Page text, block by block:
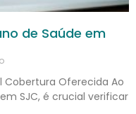
de Saúde em
Cobertura Oferecida Ao
SJC, é crucial verificar